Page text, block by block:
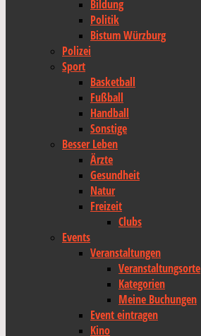
Bildung
Politik
Bistum Würzburg
Polizei
Sport
Basketball
Fußball
Handball
Sonstige
Besser Leben
Ärzte
Gesundheit
Natur
Freizeit
Clubs
Events
Veranstaltungen
Veranstaltungsorte
Kategorien
Meine Buchungen
Event eintragen
Kino